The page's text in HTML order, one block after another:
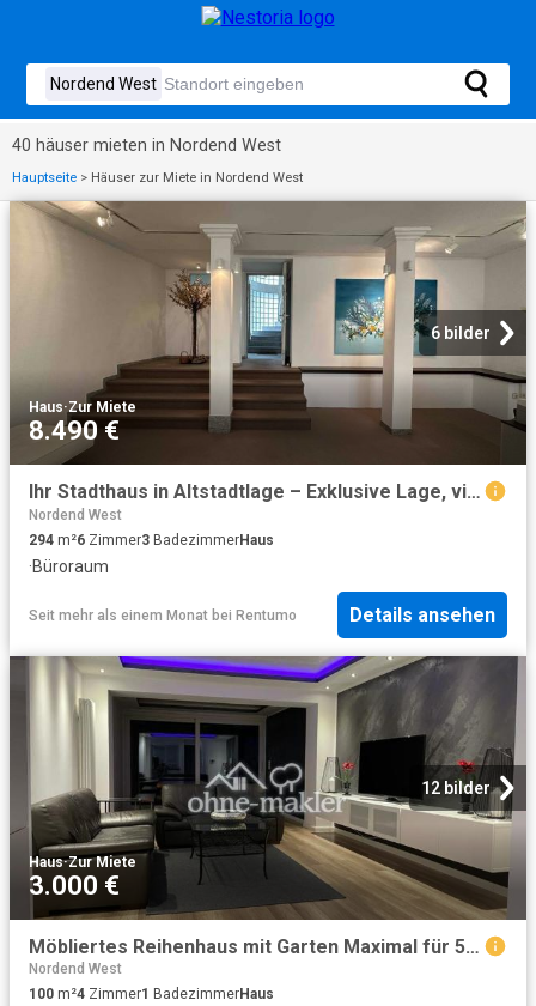
40 häuser mieten in Nordend West
Hauptseite > Häuser zur Miete in Nordend West
6 bilder
Haus·Zur Miete
8.490 €
Ihr Stadthaus in Altstadtlage – Exklusive Lage, vielseitige Nutzung
Nordend West
294 m²6 Zimmer3 BadezimmerHaus
·Büroraum
Seit mehr als einem Monat bei Rentumo Details ansehen
12 bilder
Haus·Zur Miete
3.000 €
Möbliertes Reihenhaus mit Garten Maximal für 5 Personen Frei ab 01.10.26
Nordend West
100 m²4 Zimmer1 BadezimmerHaus